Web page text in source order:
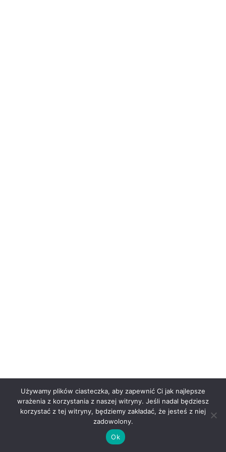
Używamy plików ciasteczka, aby zapewnić Ci jak najlepsze
wrażenia z korzystania z naszej witryny. Jeśli nadal będziesz
korzystać z tej witryny, będziemy zakładać, że jesteś z niej
zadowolony.
Ok